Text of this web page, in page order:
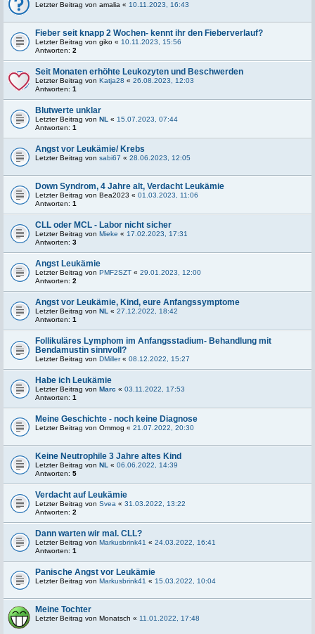
Letzter Beitrag von amalia « 10.11.2023, 16:43
Fieber seit knapp 2 Wochen- kennt ihr den Fieberverlauf?
Letzter Beitrag von giko « 10.11.2023, 15:56
Antworten: 2
Seit Monaten erhöhte Leukozyten und Beschwerden
Letzter Beitrag von Katja28 « 26.08.2023, 12:03
Antworten: 1
Blutwerte unklar
Letzter Beitrag von NL « 15.07.2023, 07:44
Antworten: 1
Angst vor Leukämie/ Krebs
Letzter Beitrag von sabi67 « 28.06.2023, 12:05
Down Syndrom, 4 Jahre alt, Verdacht Leukämie
Letzter Beitrag von Bea2023 « 01.03.2023, 11:06
Antworten: 1
CLL oder MCL - Labor nicht sicher
Letzter Beitrag von Mieke « 17.02.2023, 17:31
Antworten: 3
Angst Leukämie
Letzter Beitrag von PMF2SZT « 29.01.2023, 12:00
Antworten: 2
Angst vor Leukämie, Kind, eure Anfangssymptome
Letzter Beitrag von NL « 27.12.2022, 18:42
Antworten: 1
Follikuläres Lymphom im Anfangsstadium- Behandlung mit
Bendamustin sinnvoll?
Letzter Beitrag von DMiller« 08.12.2022, 15:27
Habe ich Leukämie
Letzter Beitrag von Marc « 03.11.2022, 17:53
Antworten: 1
Meine Geschichte - noch keine Diagnose
Letzter Beitrag von Ommog « 21.07.2022, 20:30
Keine Neutrophile 3 Jahre altes Kind
Letzter Beitrag von NL « 06.06.2022, 14:39
Antworten: 5
Verdacht auf Leukämie
Letzter Beitrag von Svea « 31.03.2022, 13:22
Antworten: 2
Dann warten wir mal. CLL?
Letzter Beitrag von Markusbrink41 « 24.03.2022, 16:41
Antworten: 1
Panische Angst vor Leukämie
Letzter Beitrag von Markusbrink41 « 15.03.2022, 10:04
Meine Tochter
Letzter Beitrag von Monatsch « 11.01.2022, 17:48